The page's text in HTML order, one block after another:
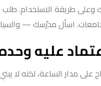
طريقة الاستخدام. طلب
اسأل مدرّسك —
عليه
مدار الساعة، لكنه لا